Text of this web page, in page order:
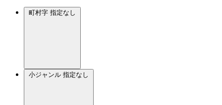
町村字 指定なし
小ジャンル 指定なし